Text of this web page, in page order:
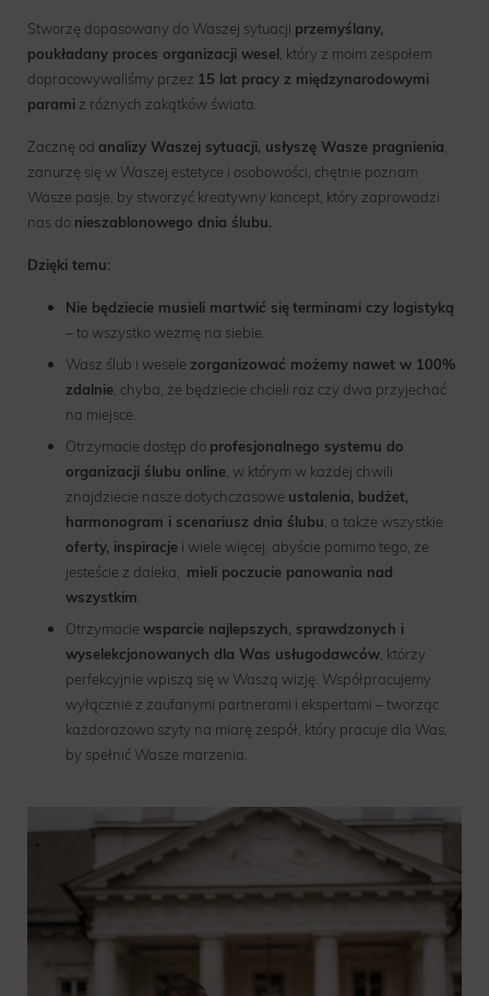
Stworzę dopasowany do Waszej sytuacji przemyślany,
poukładany proces organizacji wesel, który z moim zespołem
dopracowywaliśmy przez 15 lat pracy z międzynarodowymi
parami z różnych zakątków świata.
Zacznę od analizy Waszej sytuacji, usłyszę Wasze pragnienia,
zanurzę się w Waszej estetyce i osobowości, chętnie poznam
Wasze pasje, by stworzyć kreatywny koncept, który zaprowadzi
nas do nieszablonowego dnia ślubu.
Dzięki temu:
Nie będziecie musieli martwić sięterminami czy logistyką
– to wszystko wezmę na siebie.
Wasz ślub i wesele zorganizować możemy nawet w 100%
zdalnie, chyba, że będziecie chcieli raz czy dwa przyjechać
na miejsce.
Otrzymacie dostęp do profesjonalnego systemu do
organizacji ślubu online, w którym w każdej chwili
znajdziecie nasze dotychczasowe ustalenia, budżet,
harmonogram i scenariusz dnia ślubu, a także wszystkie
oferty, inspiracje i wiele więcej, abyście pomimo tego, że
jesteście z daleka, mieli poczucie panowania nad
wszystkim.
Otrzymacie wsparcie najlepszych, sprawdzonych i
wyselekcjonowanych dla Was usługodawców, którzy
perfekcyjnie wpiszą się w Waszą wizję. Współpracujemy
wyłącznie z zaufanymi partnerami i ekspertami – tworząc
każdorazowo szyty na miarę zespół, który pracuje dla Was,
by spełnić Wasze marzenia.